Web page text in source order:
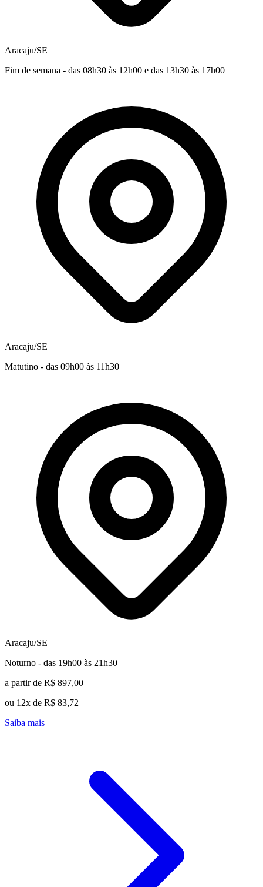
Aracaju/SE
Fim de semana - das 08h30 às 12h00 e das 13h30 às 17h00
Aracaju/SE
Matutino - das 09h00 às 11h30
Aracaju/SE
Noturno - das 19h00 às 21h30
a partir de R$ 897,00
ou 12x de R$ 83,72
Saiba mais